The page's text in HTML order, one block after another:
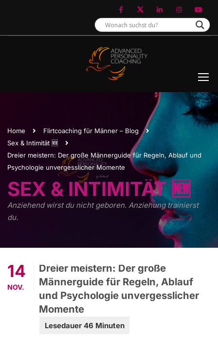
Home
Flirtcoaching für Männer – Blog
Sex & Intimität 🆕
Dreier meistern: Der große Männerguide für Regeln, Ablauf und
Psychologie unvergesslicher Momente
SEX & INTIMITÄT 🆕
Anziehend wirst du nicht geboren. Anziehung trainierst
du.
14
NOV.
Dreier meistern: Der große
Männerguide für Regeln, Ablauf
und Psychologie unvergesslicher
Momente